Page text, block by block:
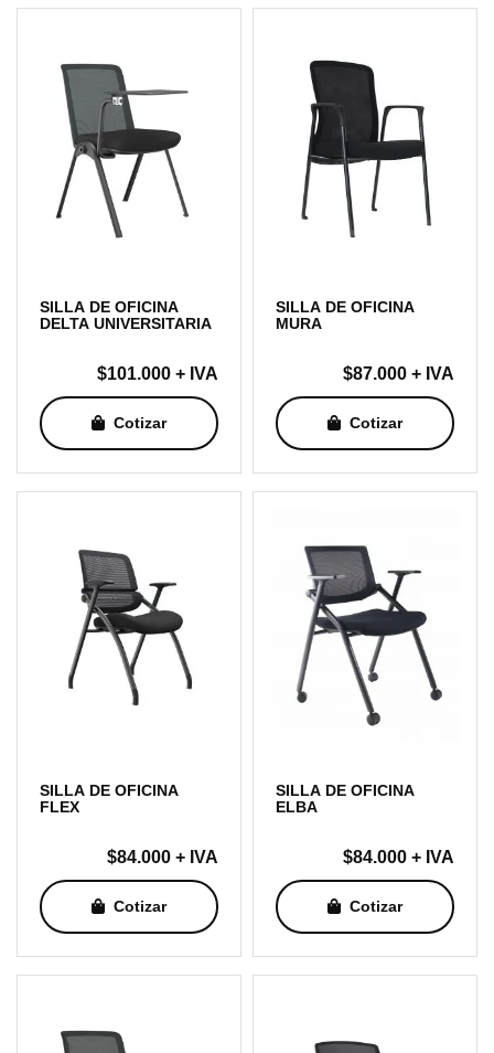
SILLA DE OFICINA
DELTA UNIVERSITARIA
$101.000 + IVA
Cotizar
SILLA DE OFICINA
MURA
$87.000 + IVA
Cotizar
SILLA DE OFICINA
FLEX
$84.000 + IVA
Cotizar
SILLA DE OFICINA
ELBA
$84.000 + IVA
Cotizar